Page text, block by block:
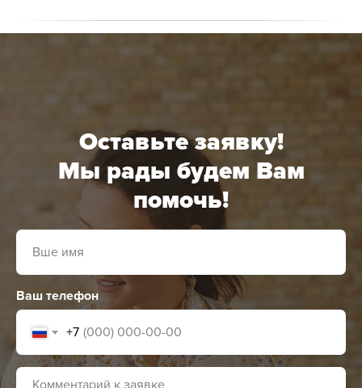
Оставьте заявку!
Мы рады будем Вам
помочь!
Ваш телефон
+7